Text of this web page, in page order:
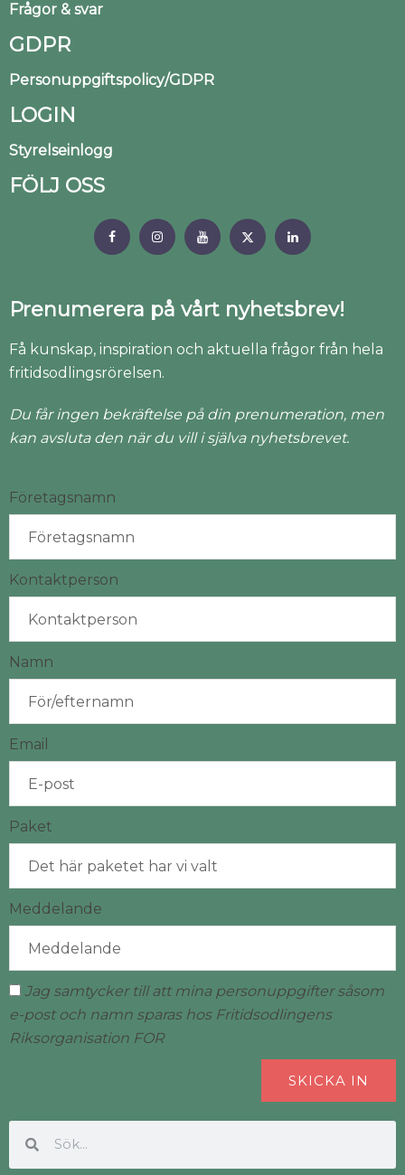
Frågor & svar
GDPR
Personuppgiftspolicy/GDPR
LOGIN
Styrelseinlogg
FÖLJ OSS
Prenumerera på vårt nyhetsbrev!
Få kunskap, inspiration och aktuella frågor från hela
fritidsodlingsrörelsen.
Du får ingen bekräftelse på din prenumeration, men
kan avsluta den när du vill i själva nyhetsbrevet.
Företagsnamn
Kontaktperson
Namn
Email
Paket
Meddelande
Jag samtycker till att mina personuppgifter såsom
e-post och namn sparas hos Fritidsodlingens
Riksorganisation FOR
SKICKA IN